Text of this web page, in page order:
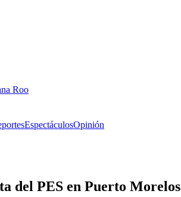
Roo
EspectáculosOpinión
del PES en Puerto Morelos